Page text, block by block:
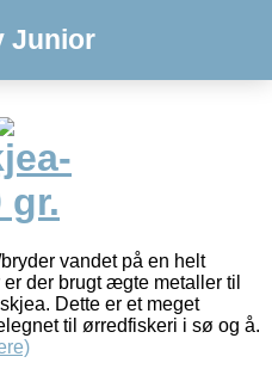
Junior
gr.
vandet på en helt
der brugt ægte metaller til
Dette er et meget
til ørredfiskeri i sø og å.